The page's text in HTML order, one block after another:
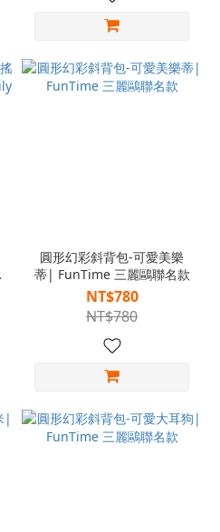
圓形幻彩斜背包-可愛美樂
蒂| FunTime 三麗鷗聯名款
NT$780
NT$780